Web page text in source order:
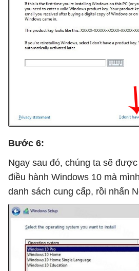
Bước 6:
Ngay sau đó, chúng ta sẽ
điều hành Windows 10 mà
danh sách cung cấp, rồi nhấn